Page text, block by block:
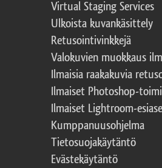
Virtual Staging Services
Ulkoista kuvankäsittely
Retusointivinkkejä
Valokuvien muokkaus
Ilmaisia raakakuvia
Ilmaiset Photoshop-
Ilmaiset Lightroom-
Kumppanuusohjelma
Tietosuojakäytäntö
Evästekäytäntö